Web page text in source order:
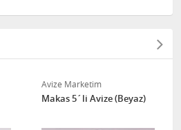
Avize Marketim
Makas 5´li Avize (Beyaz)